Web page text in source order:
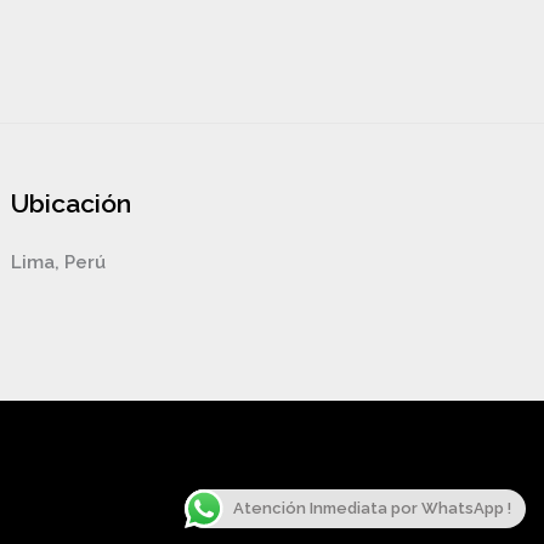
Ubicación
Lima, Perú
Atención Inmediata por WhatsApp !